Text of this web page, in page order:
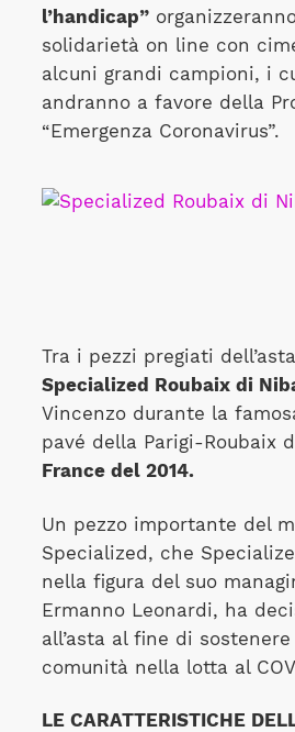
l’handicap”
solidarietà on line con
alcuni grandi campioni, i
andranno a favore della
“Emergenza Coronavirus”.
Tra i pezzi pregiati
Specialized Roubaix di
Vincenzo durante la
pavé della Parigi-Roubaix
France del 2014.
Un pezzo importante del
Specialized, che
nella figura del suo
Ermanno Leonardi, ha
all’asta al fine di
comunità nella lotta al
LE CARATTERISTICHE